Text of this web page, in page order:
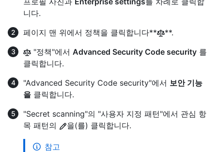
니다.
페이지 맨 위에서 정책을 클릭합니다**
**.
"정책"에서 Advanced Security Code security 를
클릭합니다.
"Advanced Security Code security"에서 보안 기능
을 클릭합니다.
"Secret scanning"의 "사용자 지정 패턴"에서 관심 항
목 패턴의
을(를) 클릭합니다.
참고